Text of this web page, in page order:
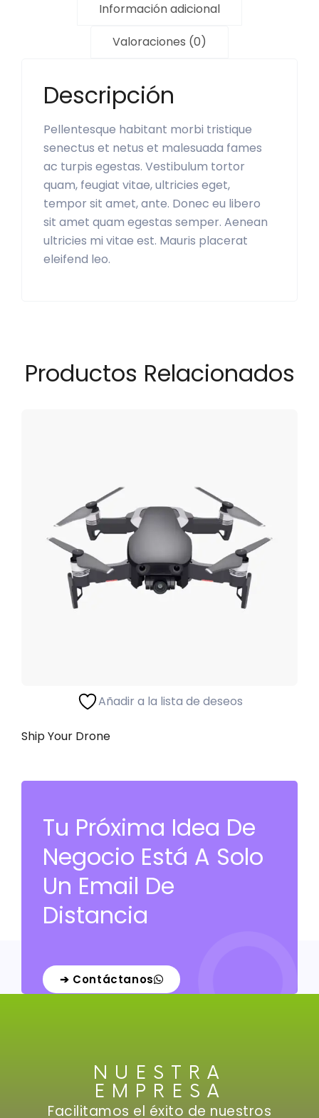
Información adicional
Valoraciones (0)
Descripción
Pellentesque habitant morbi tristique
senectus et netus et malesuada fames
ac turpis egestas. Vestibulum tortor
quam, feugiat vitae, ultricies eget,
tempor sit amet, ante. Donec eu libero
sit amet quam egestas semper. Aenean
ultricies mi vitae est. Mauris placerat
eleifend leo.
Productos Relacionados
Seleccionar Opciones
Añadir a la lista de deseos
Ship Your Drone
Tu Próxima Idea De
Negocio Está A Solo
Un Email De
Distancia
➔ Contáctanos
NUESTRA
EMPRESA
Facilitamos el éxito de nuestros